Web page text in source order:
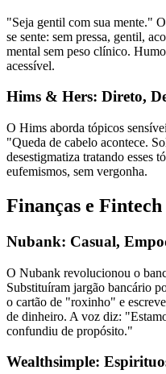
"Seja gentil com sua mente."
se sente: sem pressa, gentil,
mental sem peso clínico.
acessível.
Hims & Hers: Direto,
O Hims aborda tópicos
"Queda de cabelo acontece.
desestigmatiza tratando esses
eufemismos, sem vergonha.
Finanças e Fintech
Nubank: Casual,
O Nubank revolucionou o
Substituíram jargão bancário
o cartão de "roxinho" e
de dinheiro. A voz diz:
confundiu de propósito."
Wealthsimple: